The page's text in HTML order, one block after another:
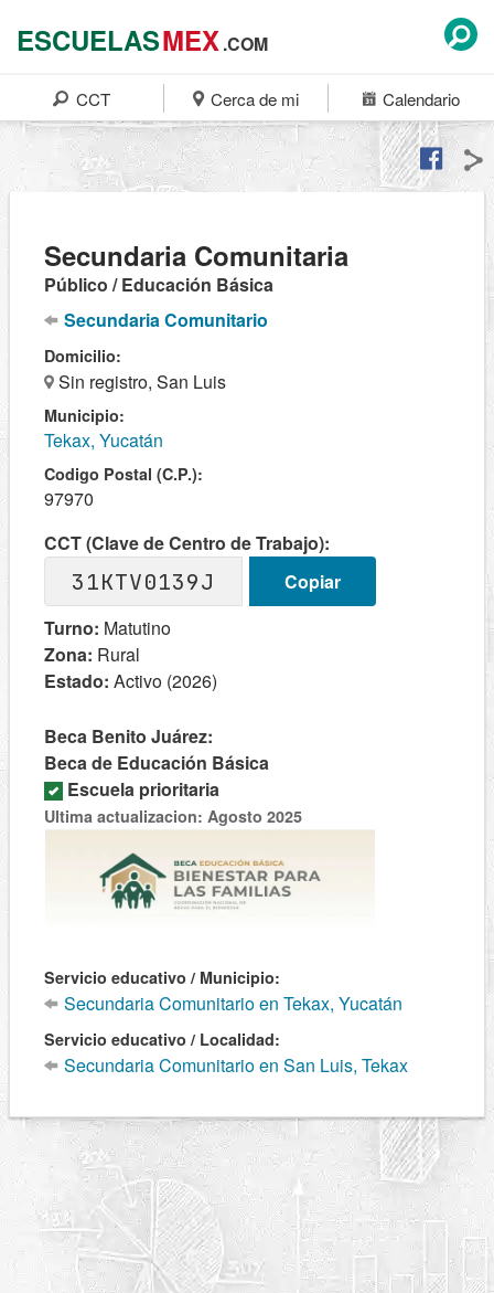
ESCUELASMEX.COM
CCT Cerca de mi Calendario
Secundaria Comunitaria
Público / Educación Básica
Secundaria Comunitario
Domicilio:
Sin registro, San Luis
Municipio:
Tekax, Yucatán
Codigo Postal (C.P.):
97970
CCT (Clave de Centro de Trabajo):
31KTV0139J
Copiar
Turno: Matutino
Zona: Rural
Estado: Activo (2026)
Beca Benito Juárez:
Beca de Educación Básica
Escuela prioritaria
Ultima actualizacion: Agosto 2025
Servicio educativo / Municipio:
Secundaria Comunitario en Tekax, Yucatán
Servicio educativo / Localidad:
Secundaria Comunitario en San Luis, Tekax